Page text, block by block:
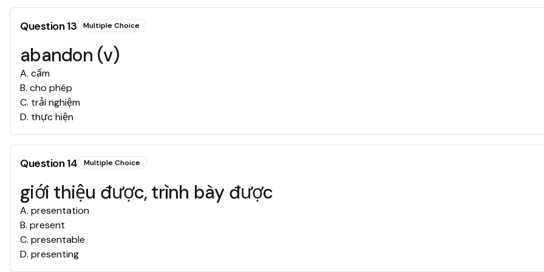
Question13 Multiple Choice
abandon (v)
A. cấm
B. cho phép
C. trải nghiệm
D. thực hiện
Question14 Multiple Choice
giới thiệu được, trình bày được
A. presentation
B. present
C. presentable
D. presenting